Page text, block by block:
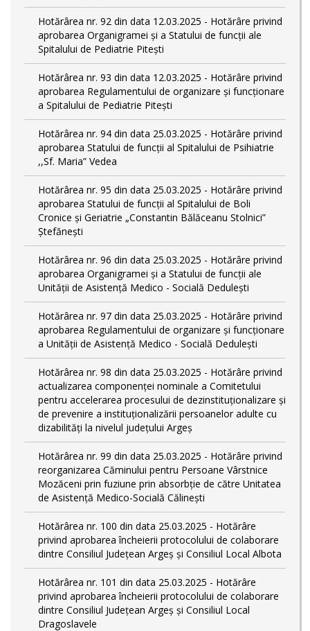
Hotărârea nr. 92 din data 12.03.2025 - Hotărâre privind
aprobarea Organigramei și a Statului de funcţii ale
Spitalului de Pediatrie Pitești
Hotărârea nr. 93 din data 12.03.2025 - Hotărâre privind
aprobarea Regulamentului de organizare și funcționare
a Spitalului de Pediatrie Pitești
Hotărârea nr. 94 din data 25.03.2025 - Hotărâre privind
aprobarea Statului de funcţii al Spitalului de Psihiatrie
,,Sf. Maria” Vedea
Hotărârea nr. 95 din data 25.03.2025 - Hotărâre privind
aprobarea Statului de funcţii al Spitalului de Boli
Cronice și Geriatrie „Constantin Bălăceanu Stolnici”
Ștefănești
Hotărârea nr. 96 din data 25.03.2025 - Hotărâre privind
aprobarea Organigramei și a Statului de funcții ale
Unității de Asistență Medico - Socială Dedulești
Hotărârea nr. 97 din data 25.03.2025 - Hotărâre privind
aprobarea Regulamentului de organizare și funcționare
a Unității de Asistență Medico - Socială Dedulești
Hotărârea nr. 98 din data 25.03.2025 - Hotărâre privind
actualizarea componenței nominale a Comitetului
pentru accelerarea procesului de dezinstituționalizare şi
de prevenire a instituționalizării persoanelor adulte cu
dizabilități la nivelul județului Argeș
Hotărârea nr. 99 din data 25.03.2025 - Hotărâre privind
reorganizarea Căminului pentru Persoane Vârstnice
Mozăceni prin fuziune prin absorbție de către Unitatea
de Asistență Medico-Socială Călinești
Hotărârea nr. 100 din data 25.03.2025 - Hotărâre
privind aprobarea încheierii protocolului de colaborare
dintre Consiliul Județean Argeș și Consiliul Local Albota
Hotărârea nr. 101 din data 25.03.2025 - Hotărâre
privind aprobarea încheierii protocolului de colaborare
dintre Consiliul Județean Argeș și Consiliul Local
Dragoslavele